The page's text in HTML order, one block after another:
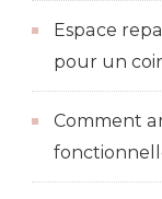
Espace
pour un
Comment